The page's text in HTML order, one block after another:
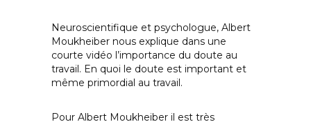
Neuroscientifique et psychologue, Albert
Moukheiber nous explique dans une
courte vidéo l’importance du doute au
travail. En quoi le doute est important et
même primordial au travail.
Pour Albert Moukheiber il est très